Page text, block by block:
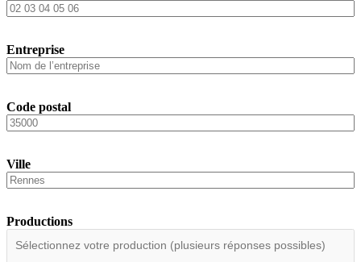
Entreprise
Code postal
Ville
Productions